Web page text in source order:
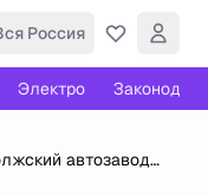
Россия
Электро
автозавод